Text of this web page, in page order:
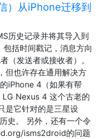
）从iPhone迁移到
历史记录并将其导入到
括时间戳记，消息方向
（发送者或接收者）。
但也许存在通用解决方
iPhone 4（如果有帮
Nexus 4 这个古老的
是它针对的是三星设
史。 另外，还有一个令
isms2droid的问题